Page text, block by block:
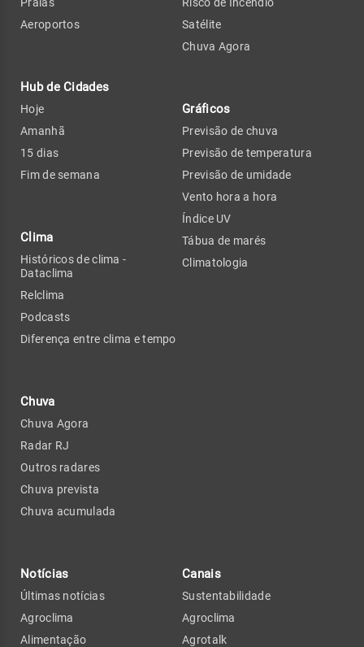
Aeroportos
Hub de Cidades
Hoje
Amanhã
15 dias
Fim de semana
Clima
Históricos de clima -
Dataclima
Relclima
Podcasts
Diferença entre clima e tempo
Chuva
Chuva Agora
Radar RJ
Outros radares
Chuva prevista
Chuva acumulada
Satélite
Chuva Agora
Gráficos
Previsão de chuva
Previsão de temperatura
Previsão de umidade
Vento hora a hora
Índice UV
Tábua de marés
Climatologia
Notícias
Últimas notícias
Agroclima
Alimentação
Canais
Sustentabilidade
Agroclima
Agrotalk